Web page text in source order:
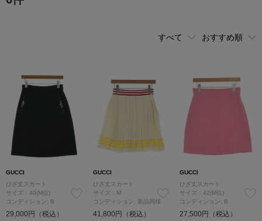
GUCCI
ひざ丈スカート
サイズ：40(M位)
コンディション: B
29,000円（税込）
GUCCI
ひざ丈スカート
サイズ：M
コンディション: 新品同様
41,800円（税込）
GUCCI
ひざ丈スカート
サイズ：42(M位)
コンディション: B
27,500円（税込）